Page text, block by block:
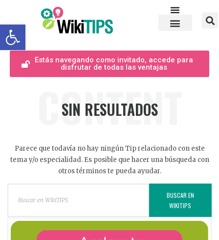
Abrir barra de herramientas
Estás navegando como invitado, accede para
disfrutar de todas las ventajas
CONTENT
SIN RESULTADOS
Parece que todavía no hay ningún Tip relacionado con este
tema y/o especialidad. Es posible que hacer una búsqueda con
otros términos te pueda ayudar.
BUSCAR EN
WIKITIPS